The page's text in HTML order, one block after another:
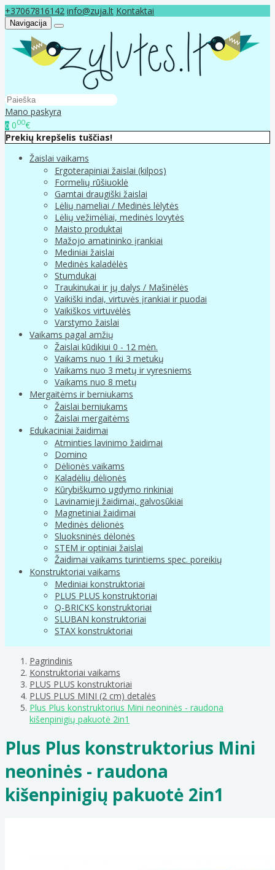
+37067816142 info@zuja.lt Kontaktai
Navigacija
Mano paskyra
0 000€
Prekių krepšelis tuščias!
Žaislai vaikams
Ergoterapiniai žaislai (kilpos)
Formelių rūšiuoklė
Gamtai draugiški žaislai
Lėlių nameliai / Medinės lėlytės
Lėlių vežimėliai, medinės lovytės
Maisto produktai
Mažojo amatininko įrankiai
Mediniai žaislai
Medinės kaladėlės
Stumdukai
Traukinukai ir jų dalys / Mašinėlės
Vaikiški indai, virtuvės įrankiai ir puodai
Vaikiškos virtuvėlės
Varstymo žaislai
Vaikams pagal amžių
Žaislai kūdikiui 0 - 12 mėn.
Vaikams nuo 1 iki 3 metukų
Vaikams nuo 3 metų ir vyresniems
Vaikams nuo 8 metų
Mergaitėms ir berniukams
Žaislai berniukams
Žaislai mergaitėms
Edukaciniai žaidimai
Atminties lavinimo žaidimai
Domino
Dėlionės vaikams
Kaladėlių dėlionės
Kūrybiškumo ugdymo rinkiniai
Lavinamieji žaidimai, galvosūkiai
Magnetiniai žaidimai
Medinės dėlionės
Sluoksninės dėlonės
STEM ir optiniai žaislai
Žaidimai vaikams turintiems spec. poreikių
Konstruktoriai vaikams
Mediniai konstruktoriai
PLUS PLUS konstruktoriai
Q-BRICKS konstruktoriai
SLUBAN konstruktoriai
STAX konstruktoriai
Pagrindinis
Konstruktoriai vaikams
PLUS PLUS konstruktoriai
PLUS PLUS MINI (2 cm) detalės
Plus Plus konstruktorius Mini neoninės - raudona
kišenpinigių pakuotė 2in1
Plus Plus konstruktorius Mini
neoninės - raudona
kišenpinigių pakuotė 2in1